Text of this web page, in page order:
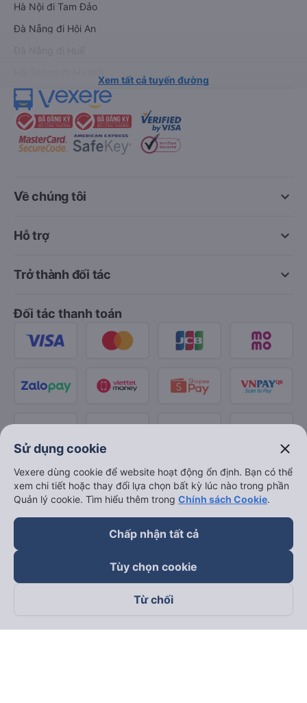
Hà Nội đi Tam Đảo
Đà Nẵng đi Hội An
Xem tất cả tuyến đường
keyboard_arrow_down
Về chúng tôi
keyboard_arrow_down
Hỗ trợ
keyboard_arrow_down
Trở thành đối tác
Đối tác thanh toán
Theo dõi chúng tôi trên
Sử dụng cookie close
Vexere dùng cookie để website hoạt động ổn định. Bạn có thể
xem chi tiết hoặc thay đổi lựa chọn bất kỳ lúc nào trong phần
Quản lý cookie. Tìm hiểu thêm trong Chính sách Cookie.
Chấp nhận tất cả
Tùy chọn cookie
Từ chối